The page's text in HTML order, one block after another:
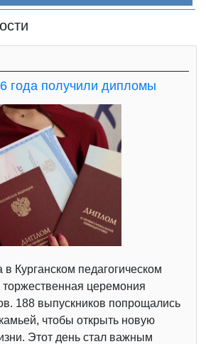
года получили дипломы
Курганском педагогическом
церемония
188 выпускников попрощались
чтобы открыть новую
Этот день стал важным